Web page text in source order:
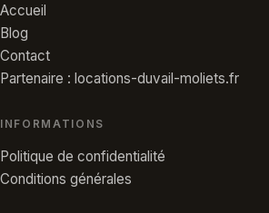
Accueil
Blog
Contact
Partenaire : locations-duvail-moliets.fr
INFORMATIONS
Politique de confidentialité
Conditions générales